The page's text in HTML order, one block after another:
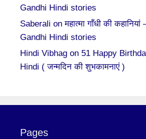
Gandhi Hindi stories
Saberali onमहात्मा गाँधी की
Gandhi Hindi stories
Hindi Vibhag on 51 Happy
Hindi ( जन्मदिन की शुभकामनाएं )
Pages